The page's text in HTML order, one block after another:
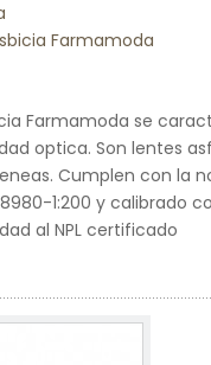
Farmamoda
Farmamoda se
optica. Son lentes
Cumplen con la
8980-1:200 y calibrado
al NPL certificado